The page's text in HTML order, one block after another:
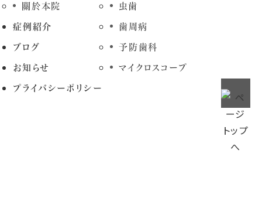
關於本院
症例紹介
ブログ
お知らせ
プライバシーポリシー
虫歯
歯周病
予防歯科
マイクロスコープ